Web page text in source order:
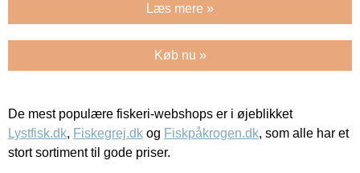
Læs mere »
Køb nu »
De mest populære fiskeri-webshops er i øjeblikket
Lystfisk.dk, Fiskegrej.dk og Fiskpåkrogen.dk, som alle har et
stort sortiment til gode priser.